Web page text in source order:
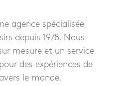
agence spécialisée
depuis 1978. Nous
mesure et un service
des expériences de
le monde.